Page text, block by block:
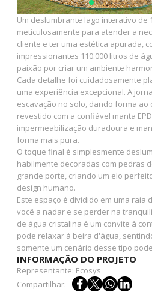
Um deslumbrante lago interativo de
meticulosamente para atender a
cliente e ter uma estética apurada, c
impressionantes 110.000 litros de
paixão por criar um ambiente
Cada detalhe foi cuidadosamente
uma experiência excepcional. A
escavação no solo, dando forma ao
revestido com a confiável manta
impermeabilização duradoura e
forma mais pura.
O toque final é simplesmente
habilmente decoradas com pedras
grande porte, criando um elo
design humano.
Este espaço é dividido em uma raia
você a nadar e se perder na
de água cristalina é um convite à
pode relaxar à beira d'água,
somente um cenário desse tipo
INFORMAÇÃO DO PROJETO
Representante: Ecosys
Compartilhar: